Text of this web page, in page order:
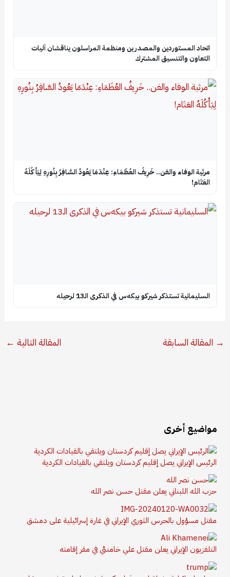
اتحاد المستوردين والمصدرين ومنظمة المراسلون يناقشان آليات
التعاون والتنسيق المشترك
​مرثية الوفاء والفن.. خَرِيفُ العُظَمَاءِ: عِنْدَمَا يَعُودُ السَّافِرُ بِنُورِهِ لِيَأْكُلَهُ
العَتَام!
السليمانية تستذكر شيركو بيكه‌س في الذكرى الـ13 لرحيله
→ المقالة السابقة المقالة التالية ←
مواضيع أخرى
الرئيس الإيراني يصل إقليم كردستان ويلتقي بالقيادات الكردية
حزب الله اللبناني يعلن مقتل حسن نصر الله
مقتل مسؤول بالحرس الثوري الإيراني في غارة إسرائيلية على دمشق
التلفزيون الإيراني يعلن مقتل علي خامنئي في مقر إقامته